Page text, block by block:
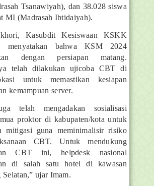
Tsanawiyah), dan 38.028 siswa
MI (Madrasah Ibtidaiyah).
Kasubdit Kesiswaan KSKK
menyatakan bahwa KSM 2024
dengan persiapan matang.
telah dilakukan ujicoba CBT di
untuk memastikan kesiapan
kemampuan server.
telah mengadakan sosialisasi
proktor di kabupaten/kota untuk
mitigasi guna meminimalisir risiko
CBT. Untuk mendukung
CBT ini, helpdesk nasional
di salah satu hotel di kawasan
Selatan,” ujar Imam.